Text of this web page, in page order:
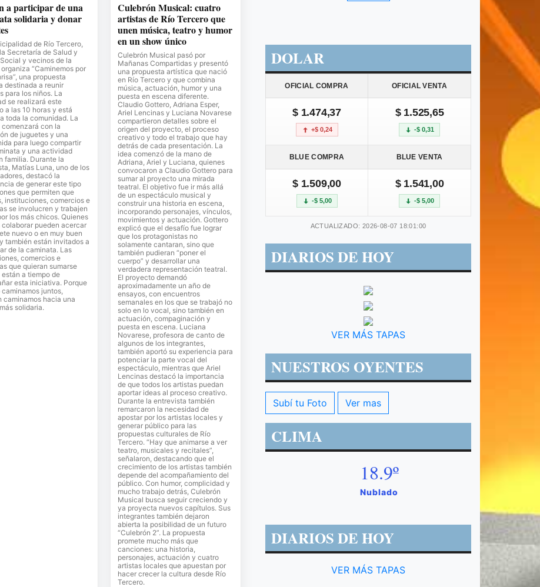
a participar de una
solidaria y donar
de Río Tercero,
Secretaría de Salud y
y vecinos de la
“Caminemos por
una propuesta
destinada a reunir
para los niños. La
se realizará este
a las 10 horas y está
toda la comunidad. La
comenzará con la
de juguetes y una
para luego compartir
y una actividad
familia. Durante la
Matías Luna, uno de los
destacó la
de generar este tipo
que permiten que
instituciones, comercios e
se involucren y trabajen
los más chicos. Quienes
colaborar pueden acercar
nuevo o en muy buen
también están invitados a
de la caminata. Las
comercios e
que quieran sumarse
a tiempo de
esta iniciativa. Porque
juntos,
caminamos hacia una
solidaria.
Culebrón Musical: cuatro
artistas de Río Tercero que
unen música, teatro y humor
en un show único
Culebrón Musical pasó por
Mañanas Compartidas y presentó
una propuesta artística que nació
en Río Tercero y que combina
música, actuación, humor y una
puesta en escena diferente.
Claudio Gottero, Adriana Esper,
Ariel Lencinas y Luciana Novarese
compartieron detalles sobre el
origen del proyecto, el proceso
creativo y todo el trabajo que hay
detrás de cada presentación. La
idea comenzó de la mano de
Adriana, Ariel y Luciana, quienes
convocaron a Claudio Gottero para
sumar al proyecto una mirada
teatral. El objetivo fue ir más allá
de un espectáculo musical y
construir una historia en escena,
incorporando personajes, vínculos,
movimientos y actuación. Gottero
explicó que el desafío fue lograr
que los protagonistas no
solamente cantaran, sino que
también pudieran “poner el
cuerpo” y desarrollar una
verdadera representación teatral.
El proyecto demandó
aproximadamente un año de
ensayos, con encuentros
semanales en los que se trabajó no
solo en lo vocal, sino también en
actuación, compaginación y
puesta en escena. Luciana
Novarese, profesora de canto de
algunos de los integrantes,
también aportó su experiencia para
potenciar la parte vocal del
espectáculo, mientras que Ariel
Lencinas destacó la importancia
de que todos los artistas puedan
aportar ideas al proceso creativo.
Durante la entrevista también
remarcaron la necesidad de
apostar por los artistas locales y
generar público para las
propuestas culturales de Río
Tercero. “Hay que animarse a ver
teatro, musicales y recitales”,
señalaron, destacando que el
crecimiento de los artistas también
depende del acompañamiento del
público. Con humor, complicidad y
mucho trabajo detrás, Culebrón
Musical busca seguir creciendo y
ya proyecta nuevos capítulos. Sus
integrantes también dejaron
abierta la posibilidad de un futuro
“Culebrón 2”. La propuesta
promete mucho más que
canciones: una historia,
personajes, actuación y cuatro
artistas locales que apuestan por
hacer crecer la cultura desde Río
Tercero.
DOLAR
OFICIAL COMPRA OFICIAL VENTA
$ 1.474,37
+$ 0,24
$ 1.525,65
-$ 0,31
BLUE COMPRA BLUE VENTA
$ 1.509,00
-$ 5,00
$ 1.541,00
-$ 5,00
ACTUALIZADO: 2026-08-07 18:01:00
DIARIOS DE HOY
VER MÁS TAPAS
NUESTROS OYENTES
Subí tu Foto Ver mas
CLIMA
18.9º
Nublado
DIARIOS DE HOY
VER MÁS TAPAS